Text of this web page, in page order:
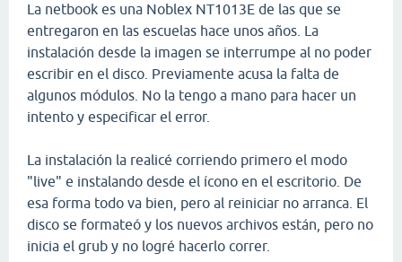
La netbook es una Noblex NT1013E de las que se
entregaron en las escuelas hace unos años. La
instalación desde la imagen se interrumpe al no poder
escribir en el disco. Previamente acusa la falta de
algunos módulos. No la tengo a mano para hacer un
intento y especificar el error.
La instalación la realicé corriendo primero el modo
"live" e instalando desde el ícono en el escritorio. De
esa forma todo va bien, pero al reiniciar no arranca. El
disco se formateó y los nuevos archivos están, pero no
inicia el grub y no logré hacerlo correr.